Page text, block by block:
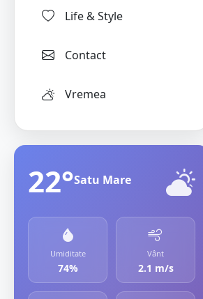
Life & Style
Contact
Vremea
22°Satu Mare
Umiditate
74%
Vânt
2.1 m/s